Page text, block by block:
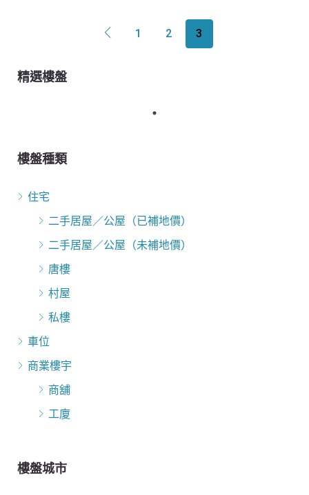
1 2 3
精選樓盤
樓盤種類
住宅
二手居屋／公屋（已補地價）
二手居屋／公屋（未補地價）
唐樓
村屋
私樓
車位
商業樓宇
商舖
工廈
樓盤城市